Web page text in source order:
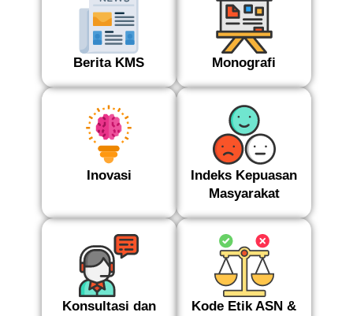
Berita KMS Monografi
Inovasi
Indeks Kepuasan
Masyarakat
Konsultasi dan
Kode Etik ASN &